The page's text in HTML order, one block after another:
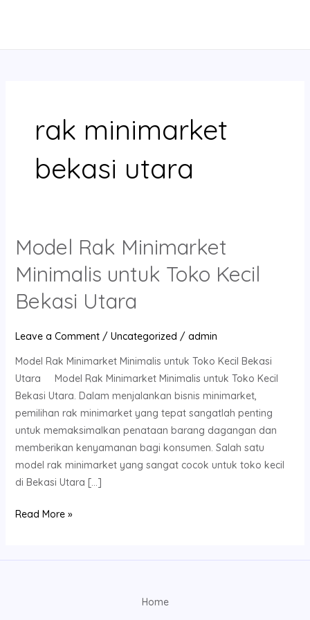
rak minimarket
bekasi utara
Model Rak Minimarket
Minimalis untuk Toko Kecil
Bekasi Utara
Leave a Comment / Uncategorized / admin
Model Rak Minimarket Minimalis untuk Toko Kecil Bekasi
Utara Model Rak Minimarket Minimalis untuk Toko Kecil
Bekasi Utara. Dalam menjalankan bisnis minimarket,
pemilihan rak minimarket yang tepat sangatlah penting
untuk memaksimalkan penataan barang dagangan dan
memberikan kenyamanan bagi konsumen. Salah satu
model rak minimarket yang sangat cocok untuk toko kecil
di Bekasi Utara […]
Model
Rak
Minimarket
Minimalis
untuk
Bekasi
Utara
Read More »
Home